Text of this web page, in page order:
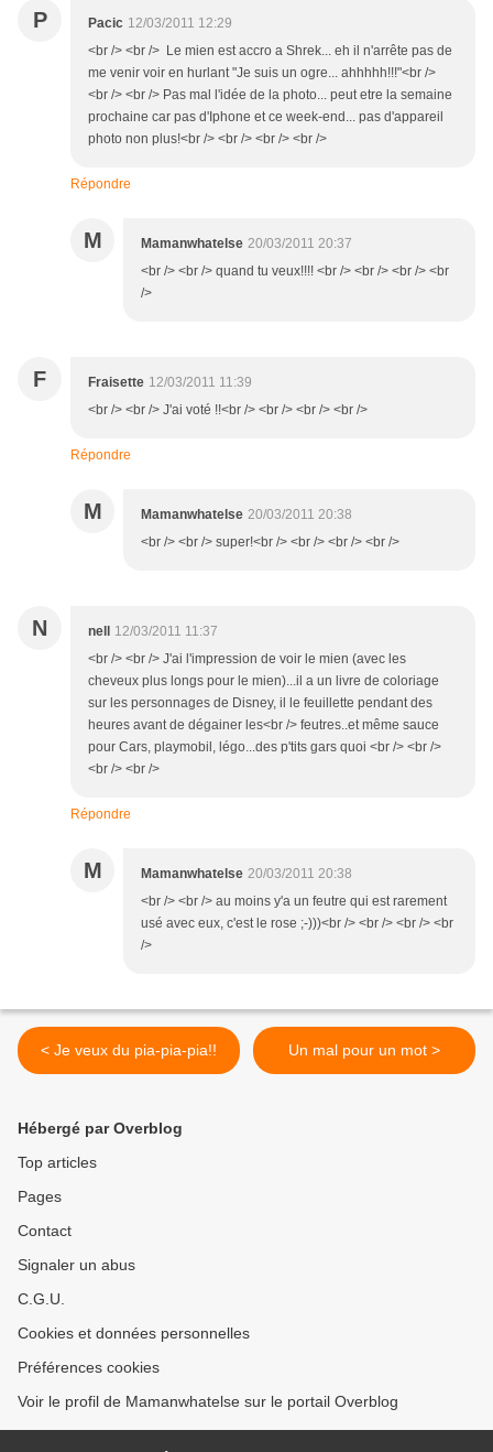
P Pacic 12/03/2011 12:29
<br /> <br /> Le mien est accro a Shrek... eh il n'arrête pas de
me venir voir en hurlant "Je suis un ogre... ahhhhh!!!"<br />
<br /> <br /> Pas mal l'idée de la photo... peut etre la semaine
prochaine car pas d'Iphone et ce week-end... pas d'appareil
photo non plus!<br /> <br /> <br /> <br />
Répondre
M Mamanwhatelse 20/03/2011 20:37
<br /> <br /> quand tu veux!!!! <br /> <br /> <br /> <br
/>
F Fraisette 12/03/2011 11:39
<br /> <br /> J'ai voté !!<br /> <br /> <br /> <br />
Répondre
M Mamanwhatelse 20/03/2011 20:38
<br /> <br /> super!<br /> <br /> <br /> <br />
N nell
12/03/2011 11:37
<br /> <br /> J'ai l'impression de voir le mien (avec les
cheveux plus longs pour le mien)...il a un livre de coloriage
sur les personnages de Disney, il le feuillette pendant des
heures avant de dégainer les<br /> feutres..et même sauce
pour Cars, playmobil, légo...des p'tits gars quoi <br /> <br />
<br /> <br />
Répondre
M Mamanwhatelse 20/03/2011 20:38
<br /> <br /> au moins y'a un feutre qui est rarement
usé avec eux, c'est le rose ;-)))<br /> <br /> <br /> <br
/>
< Je veux du pia-pia-pia!! Un mal pour un mot >
Hébergé par Overblog
Top articles
Pages
Contact
Signaler un abus
C.G.U.
Cookies et données personnelles
Préférences cookies
Voir le profil de Mamanwhatelse sur le portail Overblog